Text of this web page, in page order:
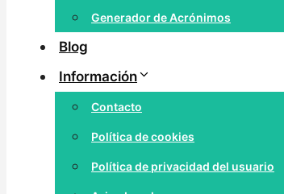
Generador de Acrónimos
Blog
Información
Contacto
Política de cookies
Política de privacidad del usuario